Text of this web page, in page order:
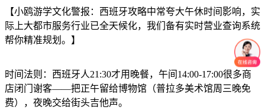
【小鸥游学文化警报：西班牙攻略中常夸大午休时间影响，实
际上大都市服务行业已全天候化，我们备有实时营业查询系统
帮你精准规划。】
时间法则：西班牙人21:30才用晚餐，午间14:00-17:00很多商
店闭门谢客——把正午留给博物馆（普拉多美术馆周三晚免
费），夜晚交给街头吉他声。